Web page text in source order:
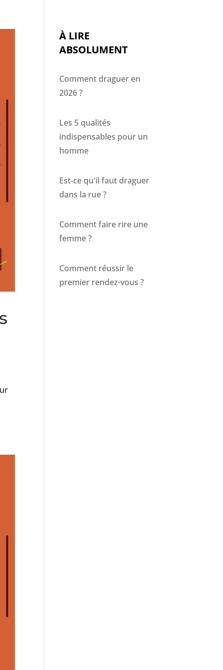
À LIRE
ABSOLUMENT
Comment draguer en
2026 ?
Les 5 qualités
indispensables pour un
homme
Est-ce qu'il faut draguer
dans la rue ?
Comment faire rire une
femme ?
Comment réussir le
premier rendez-vous ?